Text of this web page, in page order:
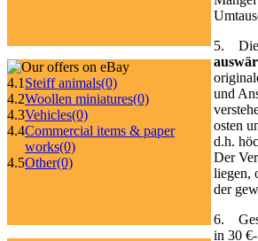
4.1 Steiff animals(0)
4.2Woollen miniatures(0)
4.3Vehicles(0)
4.4Commercial items & paper
works(0)
4.5Other(0)
5. Die
und
osten
d.h.
Der
liegen,
der
6.
in 30